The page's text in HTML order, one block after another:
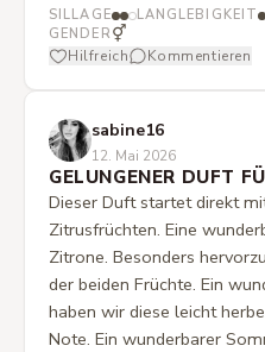
SILLAGE LANGLEBIGKEIT
GENDER ⚥
Hilfreich Kommentieren
sabine16
12. Mai 2026
GELUNGENER DUFT
Dieser Duft startet direkt
Zitrusfrüchten. Eine
Zitrone. Besonders
der beiden Früchte. Ein
haben wir diese leicht
Note. Ein wunderbarer